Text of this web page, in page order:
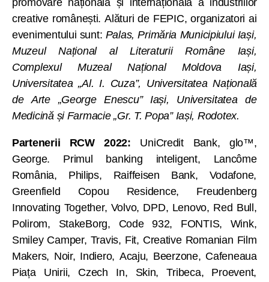
promovare națională și internațională a industriilor
creative românești. Alături de FEPIC, organizatori ai
evenimentului sunt: Palas, Primăria Municipiului Iași,
Muzeul Național al Literaturii Române Iași,
Complexul Muzeal Național Moldova Iași,
Universitatea „Al. I. Cuza”, Universitatea Națională
de Arte „George Enescu” Iași, Universitatea de
Medicină și Farmacie „Gr. T. Popa” Iași, Rodotex.
Partenerii RCW 2022: UniCredit Bank, glo™,
George. Primul banking inteligent, Lancôme
România, Philips, Raiffeisen Bank, Vodafone,
Greenfield Copou Residence, Freudenberg
Innovating Together, Volvo, DPD, Lenovo, Red Bull,
Polirom, StakeBorg, Code 932, FONTIS, Wink,
Smiley Camper, Travis, Fit, Creative Romanian Film
Makers, Noir, Indiero, Acaju, Beerzone, Cafeneaua
Piața Unirii, Czech In, Skin, Tribeca, Proevent,